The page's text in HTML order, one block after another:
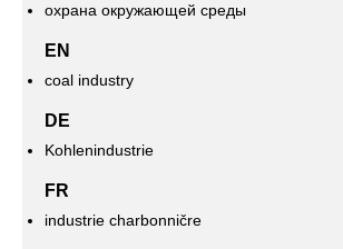
охрана окружающей среды
EN
coal industry
DE
Kohlenindustrie
FR
industrie charbonničre